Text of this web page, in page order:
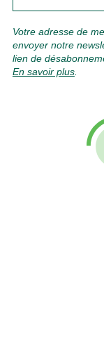
Votre adresse de
envoyer notre
lien de
En savoir plus.